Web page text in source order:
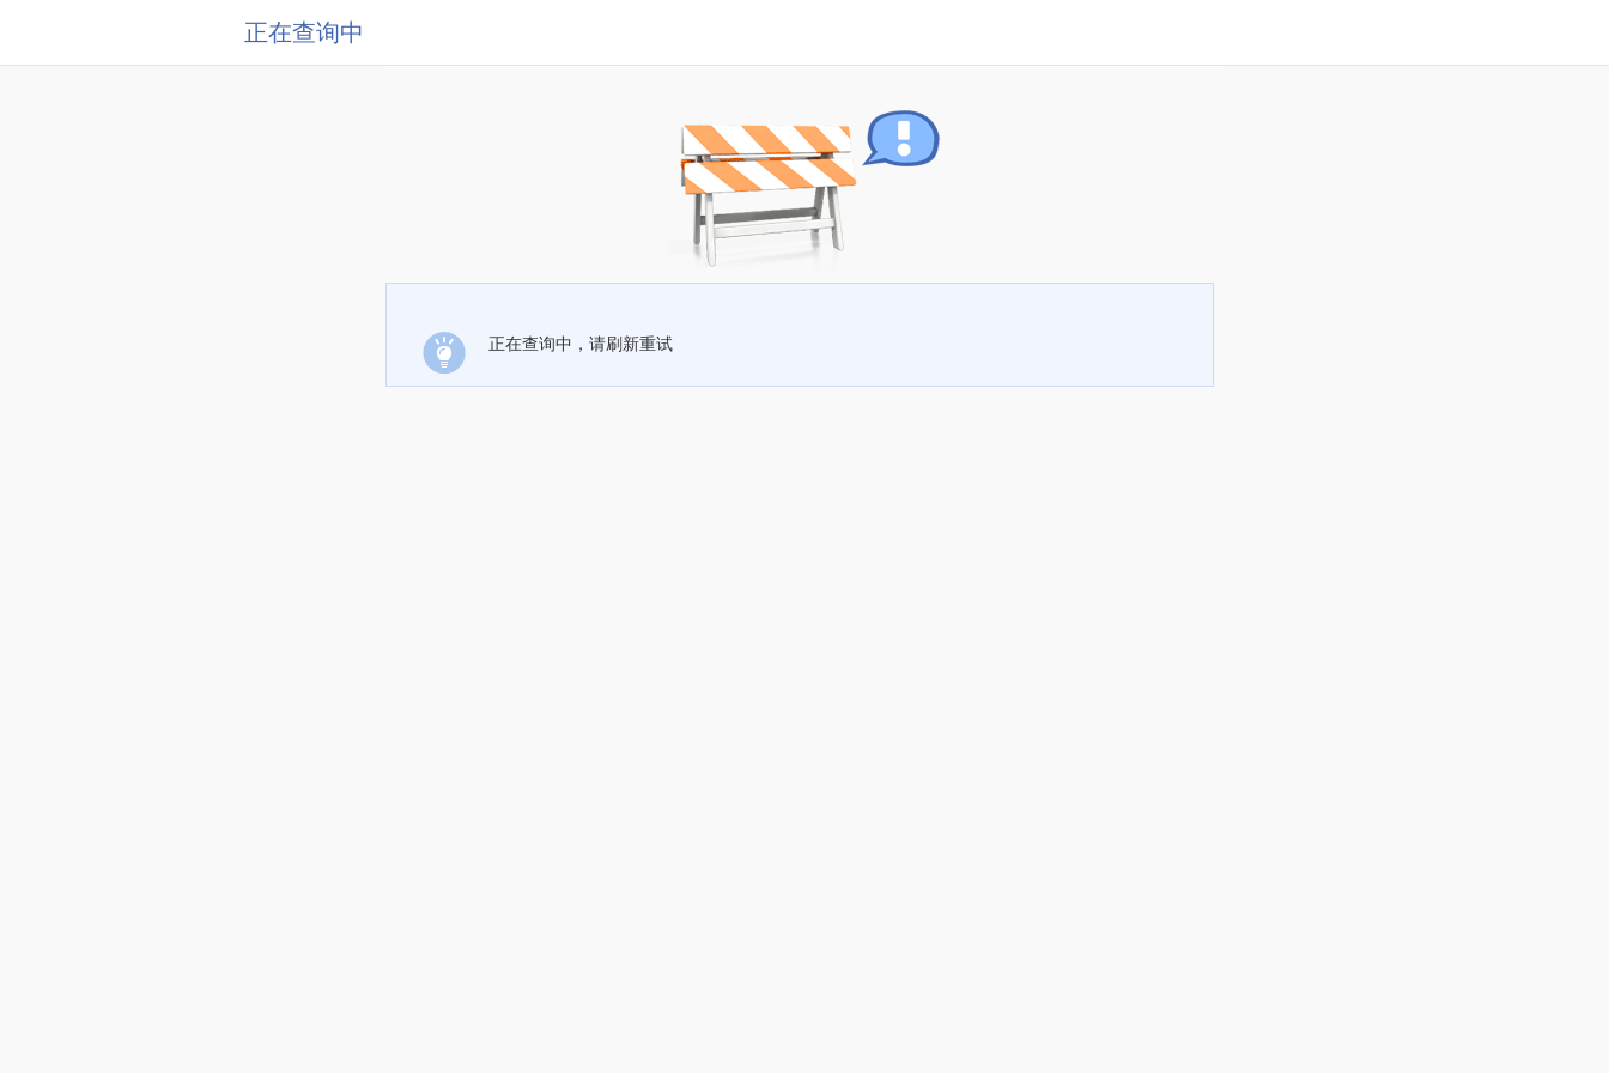
正在查询中
正在查询中，请刷新重试